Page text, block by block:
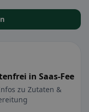
in Saas-Fee
zu Zutaten &